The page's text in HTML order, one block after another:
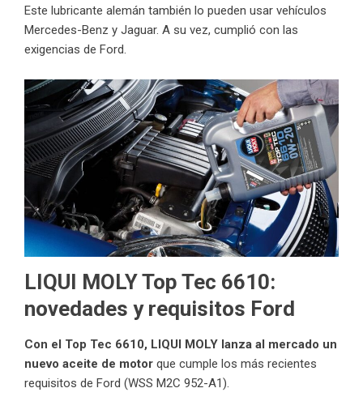
Este lubricante alemán también lo pueden usar vehículos
Mercedes-Benz y Jaguar. A su vez, cumplió con las
exigencias de Ford.
LIQUI MOLY Top Tec 6610:
novedades y requisitos Ford
Con el Top Tec 6610, LIQUI MOLY lanza al mercado un
nuevo aceite de motor que cumple los más recientes
requisitos de Ford (WSS M2C 952-A1).